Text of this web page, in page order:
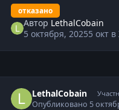
отказано
Автор LethalCobain
5 октября, 20255 окт в
LethalCobain
Опубликовано 5